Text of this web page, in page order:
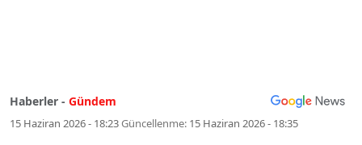
Haberler - Gündem
15 Haziran 2026 - 18:23Güncellenme: 15 Haziran 2026 - 18:35